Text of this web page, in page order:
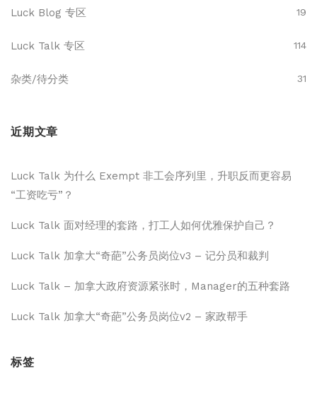
Luck Blog 专区 19
Luck Talk 专区 114
杂类/待分类 31
近期文章
Luck Talk 为什么 Exempt 非工会序列里，升职反而更容易
“工资吃亏”？
Luck Talk 面对经理的套路，打工人如何优雅保护自己？
Luck Talk 加拿大“奇葩”公务员岗位v3 – 记分员和裁判
Luck Talk – 加拿大政府资源紧张时，Manager的五种套路
Luck Talk 加拿大“奇葩”公务员岗位v2 – 家政帮手
标签